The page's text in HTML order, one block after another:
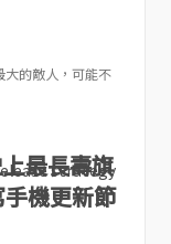
大的敵人，可能不
最長壽旗
機更新節